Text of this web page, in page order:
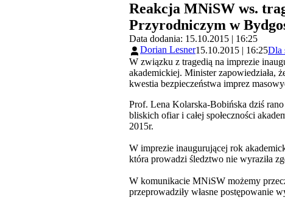
Reakcja MNiSW ws.
Przyrodniczym w
Data dodania: 15.10.2015 | 16:25
Dorian Lesner15.10.2015 | 16:25Dla
W związku z tragedią na imprezie
akademickiej. Minister zapowiedziała,
kwestia bezpieczeństwa imprez
Prof. Lena Kolarska-Bobińska dziś
bliskich ofiar i całej społeczności
2015r.
W imprezie inaugurującej rok
która prowadzi śledztwo nie wyraziła
W komunikacie MNiSW możemy
przeprowadziły własne postępowanie